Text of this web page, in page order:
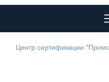
Центр сертификации